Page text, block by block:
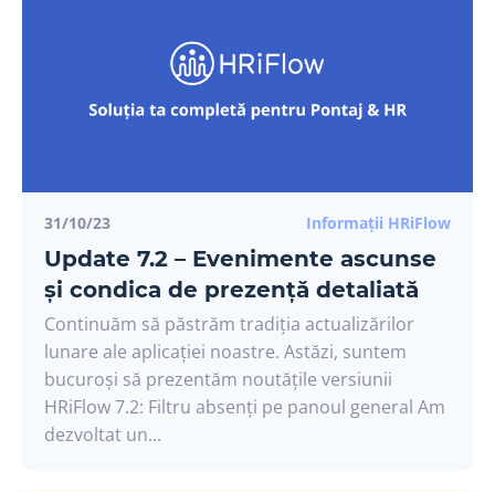
31/10/23 Informații HRiFlow
Update 7.2 – Evenimente ascunse
și condica de prezență detaliată
Continuăm să păstrăm tradiția actualizărilor
lunare ale aplicației noastre. Astăzi, suntem
bucuroși să prezentăm noutățile versiunii
HRiFlow 7.2: Filtru absenți pe panoul general Am
dezvoltat un...